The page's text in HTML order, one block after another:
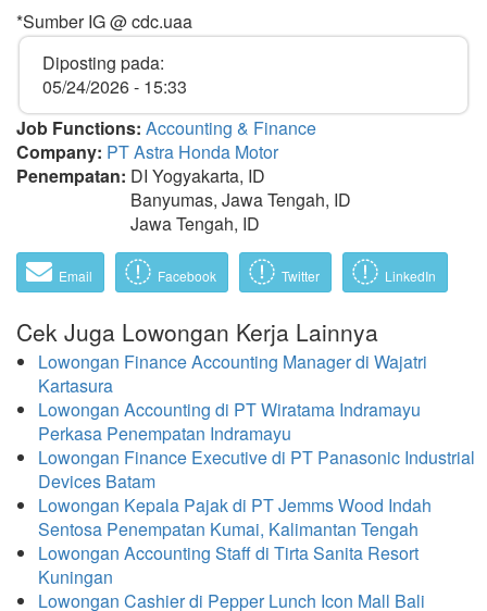
*Sumber IG @ cdc.uaa
Diposting pada:
05/24/2026 - 15:33
Job Functions: Accounting & Finance
Company: PT Astra Honda Motor
Penempatan: DI Yogyakarta, ID
Banyumas, Jawa Tengah, ID
Jawa Tengah, ID
Email Facebook Twitter LinkedIn
Cek Juga Lowongan Kerja Lainnya
Lowongan Finance Accounting Manager di Wajatri
Kartasura
Lowongan Accounting di PT Wiratama Indramayu
Perkasa Penempatan Indramayu
Lowongan Finance Executive di PT Panasonic Industrial
Devices Batam
Lowongan Kepala Pajak di PT Jemms Wood Indah
Sentosa Penempatan Kumai, Kalimantan Tengah
Lowongan Accounting Staff di Tirta Sanita Resort
Kuningan
Lowongan Cashier di Pepper Lunch Icon Mall Bali